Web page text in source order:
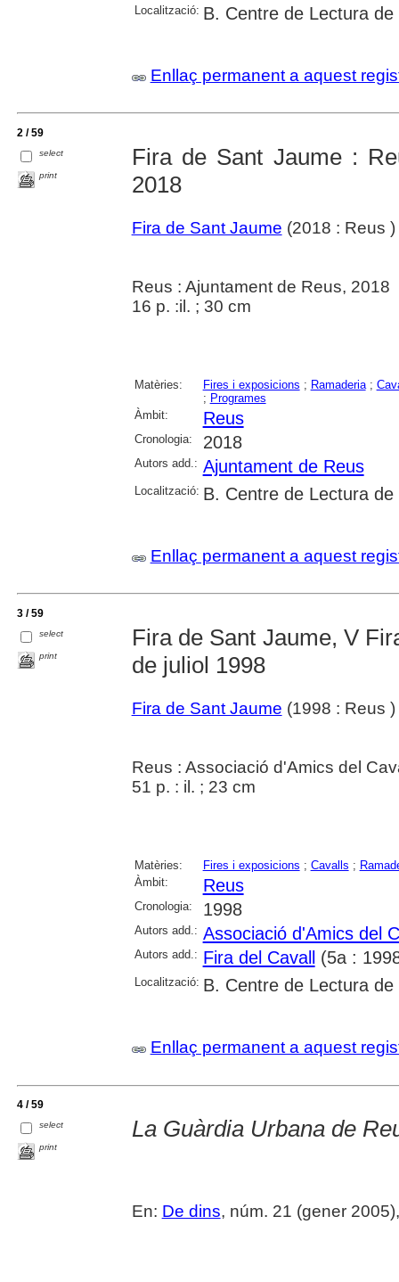
Localització: B. Centre de Lectura de
Enllaç permanent a aquest
2 / 59
select
print
Fira de Sant Jaume :
2018
Fira de Sant Jaume (2018 : Reus )
Reus : Ajuntament de Reus, 2018
16 p. :il. ; 30 cm
Matèries: Fires i exposicions ; Ramaderia;
; Programes
Àmbit:
Reus
Cronologia: 2018
Autors add.: Ajuntament de Reus
Localització: B. Centre de Lectura de
Enllaç permanent a aquest
3 / 59
select
print
Fira de Sant Jaume, V
de juliol 1998
Fira de Sant Jaume (1998 : Reus )
Reus : Associació d'Amics del
51 p. : il. ; 23 cm
Matèries: Fires i exposicions ; Cavalls ;
Àmbit:
Reus
Cronologia: 1998
Autors add.: Associació d'Amics del
Autors add.: Fira del Cavall (5a :
Localització: B. Centre de Lectura de
Enllaç permanent a aquest
4 / 59
select
print
La Guàrdia Urbana de
En: De dins, núm. 21 (gener